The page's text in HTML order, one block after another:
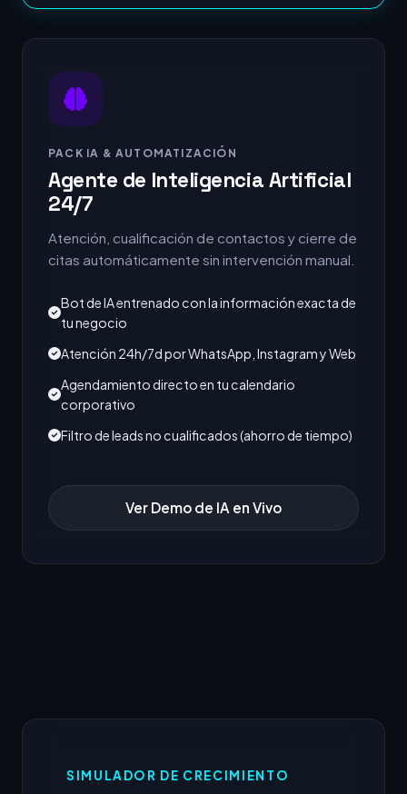
PACK IA & AUTOMATIZACIÓN
Agente de Inteligencia Artificial
24/7
Atención, cualificación de contactos y cierre de
citas automáticamente sin intervención manual.
Bot de IA entrenado con la información exacta de
tu negocio
Atención 24h/7d por WhatsApp, Instagram y Web
Agendamiento directo en tu calendario
corporativo
Filtro de leads no cualificados (ahorro de tiempo)
Ver Demo de IA en Vivo
SIMULADOR DE CRECIMIENTO